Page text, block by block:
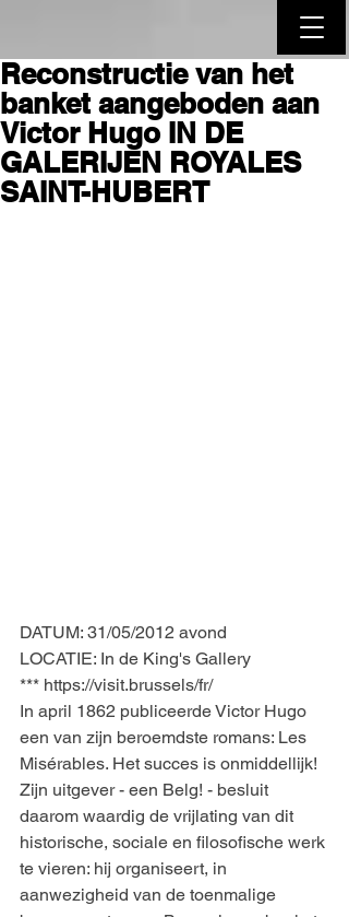
Reconstructie van het
banket aangeboden aan
Victor Hugo IN DE
GALERIJEN ROYALES
SAINT-HUBERT
DATUM: 31/05/2012 avond
LOCATIE: In de King's Gallery
*** https://visit.brussels/fr/
In april 1862 publiceerde Victor Hugo
een van zijn beroemdste romans: Les
Misérables. Het succes is onmiddellijk!
Zijn uitgever - een Belg! - besluit
daarom waardig de vrijlating van dit
historische, sociale en filosofische werk
te vieren: hij organiseert, in
aanwezigheid van de toenmalige